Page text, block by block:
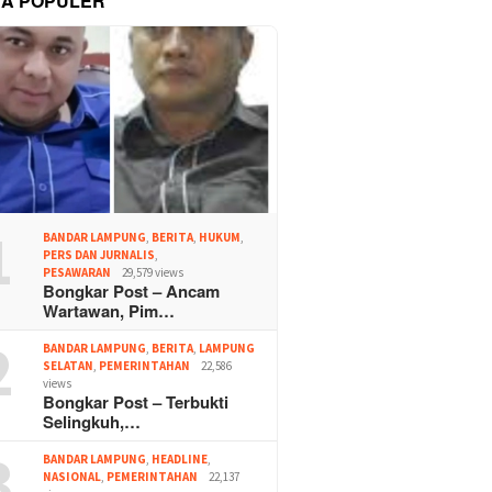
BANDAR LAMPUNG BERITA HUKUM
PERS DAN JURNALIS
PESAWARAN
29,579 views
Bongkar Post – Ancam
Wartawan, Pim…
BANDAR LAMPUNG BERITA LAMPUNG
SELATAN PEMERINTAHAN
22,586
views
Bongkar Post – Terbukti
Selingkuh,…
BANDAR LAMPUNG HEADLINE
NASIONAL PEMERINTAHAN
22,137